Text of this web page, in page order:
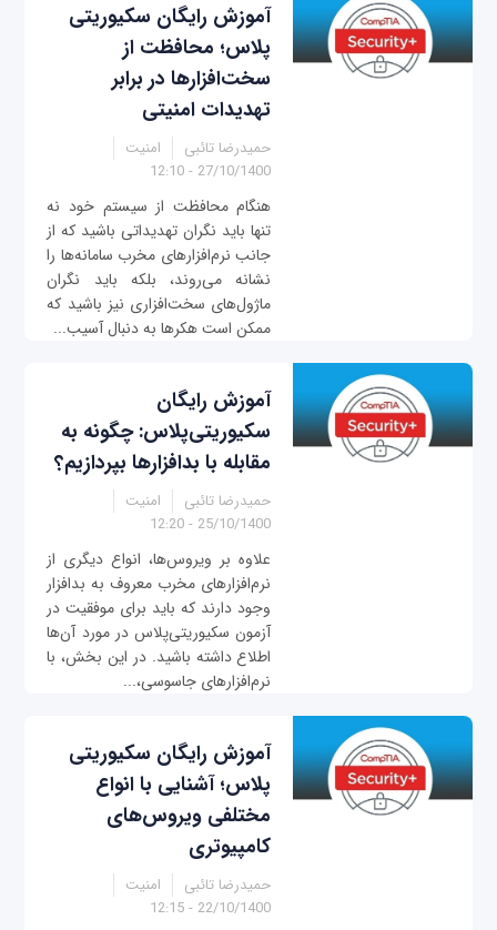
آموزش رایگان سکیوریتی‌
پلاس؛ محافظت از
سخت‌افزارها در برابر
تهدیدات امنیتی
حمیدرضا تائبی
امنیت
27/10/1400 - 12:10
هنگام محافظت از سیستم خود نه
تنها باید نگران تهدیداتی باشید که از
جانب نرم‌افزارهای مخرب سامانه‌ها را
نشانه می‌روند، بلکه باید نگران
ماژول‌های سخت‌افزاری نیز باشید که
ممکن است هکرها به دنبال آسیب...
آموزش رایگان
سکیوریتی‌پلاس: چگونه به
مقابله با بدافزارها بپردازیم؟
حمیدرضا تائبی
امنیت
25/10/1400 - 12:20
علاوه بر ویروس‌ها، انواع دیگری از
نرم‌افزارهای مخرب معروف به بدافزار
وجود دارند که باید برای موفقیت در
آزمون سکیوریتی‌پلاس در مورد آن‌ها
اطلاع داشته باشید. در این بخش، با
نرم‌افزارهای جاسوسی،...
آموزش رایگان سکیوریتی
پلاس؛ آشنایی با انواع
مختلفی ویروس‌های
کامپیوتری
حمیدرضا تائبی
امنیت
22/10/1400 - 12:15